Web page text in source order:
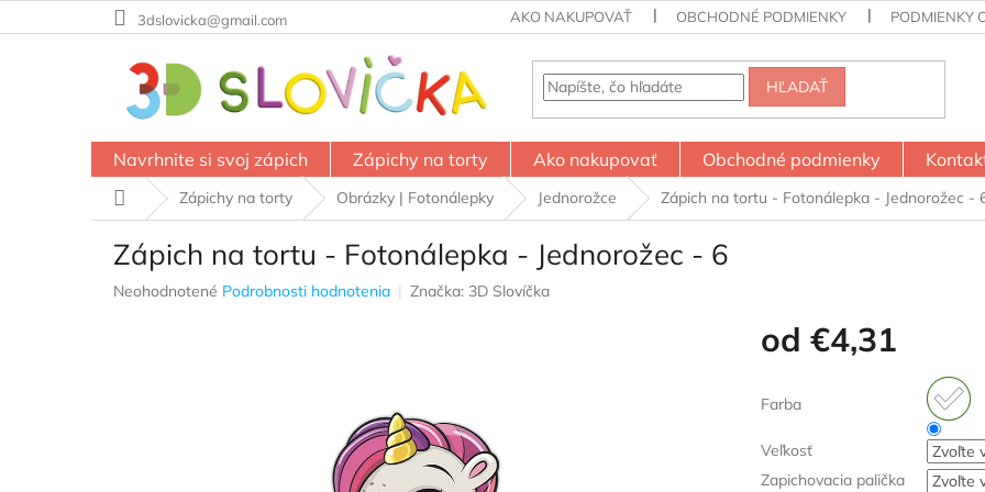
na
3dslovicka@gmail.com AKO NAKUPOVAŤ OBCHODNÉ PODMIENKY PODMIENKY
HĽADAŤ
Navrhnite si svoj zápich Zápichy na torty Ako nakupovať Obchodné podmienky
DomovZápichy na torty Obrázky | Fotonálepky Jednorožce Zápich na tortu - Fotonálepka - Jednorožec -
Zápich na tortu - Fotonálepka - Jednorožec - 6
Priemerné
Neohodnotené Podrobnosti hodnotenia Značka: 3D Slovíčka
od €4,31
cena:
Farba
Veľkosť
Zapichovacia palička